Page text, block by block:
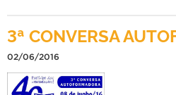
3ª CONVERSA
02/06/2016